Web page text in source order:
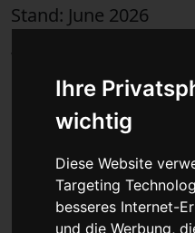
Ihre
wichtig
Diese Website
Targeting
besseres Internet-
und die Werbung,
Stand: June 2026
Wir freuen uns sehr
unserem
einen besonders
Geschäftsleitung der
der Internetseiten
grundsätzlich ohne